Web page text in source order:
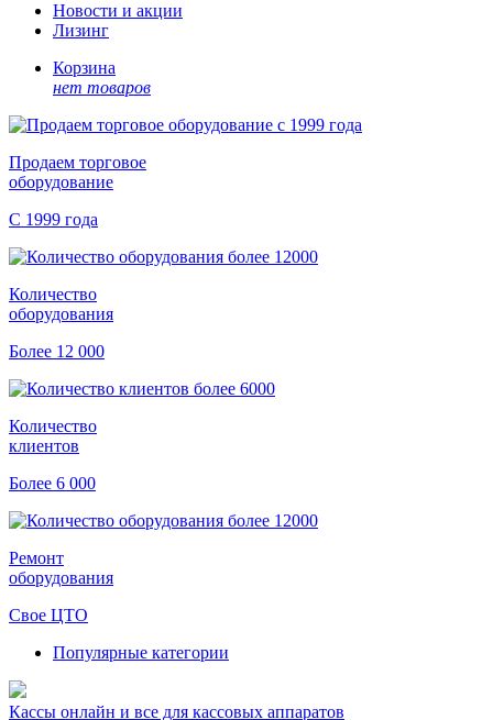
Новости и акции
Лизинг
Корзина
нет товаров
Продаем торговое
оборудование
С 1999 года
Количество
оборудования
Более 12 000
Количество
клиентов
Более 6 000
Ремонт
оборудования
Свое ЦТО
Популярные категории
Кассы онлайн и все для кассовых аппаратов